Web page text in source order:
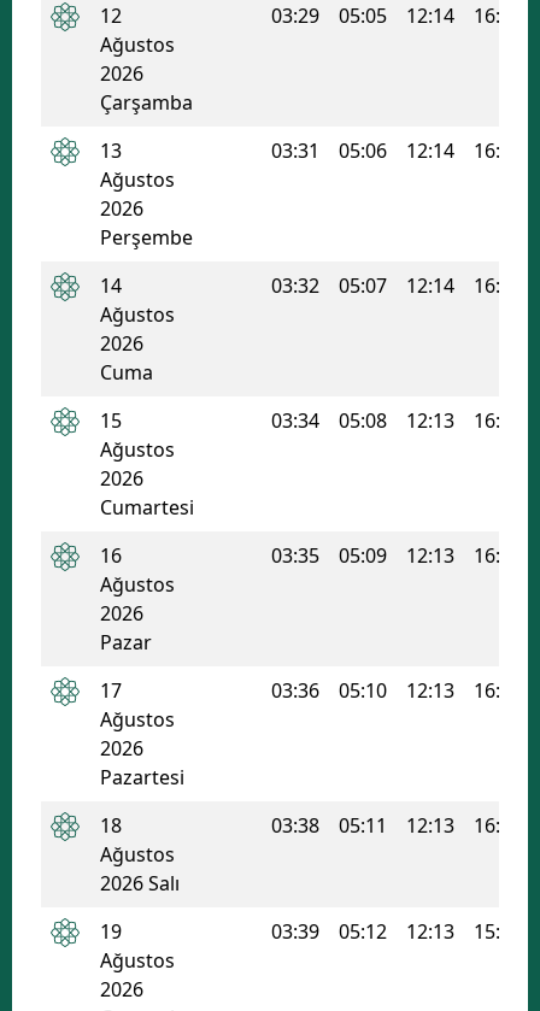
12
Ağustos
2026
Çarşamba
03:29 05:05 12:14 16:03
13
Ağustos
2026
Perşembe
03:31 05:06 12:14 16:03
14
Ağustos
2026
Cuma
03:32 05:07 12:14 16:02
15
Ağustos
2026
Cumartesi
03:34 05:08 12:13 16:01
16
Ağustos
2026
Pazar
03:35 05:09 12:13 16:01
17
Ağustos
2026
Pazartesi
03:36 05:10 12:13 16:00
18
Ağustos
2026 Salı
03:38 05:11 12:13 16:00
19
Ağustos
2026
03:39 05:12 12:13 15:59